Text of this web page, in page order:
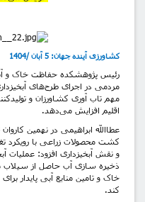
کشاورزی آینده جهان: 5 آبان /1404
رئیس پژوهشکده حفاظت خاک و
مردمی در اجرای طرح‌های
مهم تاب‌ آوری کشاورزان و
اقلیم افزایش می‌دهد.
عطاالله ابراهیمی در نهمین
کشت محصولات زراعی با رویکرد
و نقش آبخیزداری افزود: عملیات
ذخیره‌ سازی آب حاصل از
خاک و تامین منابع آبی پایدار
کند.